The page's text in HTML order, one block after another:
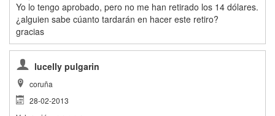
Yo lo tengo aprobado, pero no me han retirado los 14 dólares.
¿alguien sabe cúanto tardarán en hacer este retiro?
gracias
lucelly pulgarin
coruña
28-02-2013